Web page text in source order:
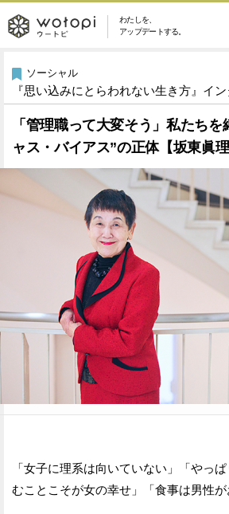
わたしを、
アップデートする。
wotopi
-
ウ
ー
メ
恋愛・結婚
美容・コスメ
健康
ライフスタイル
ソーシャル
アイテム
ウートピとは？
Facebook
ェ
ソーシャル
『思い込みにとらわれない生き方』イ
「管理職って大変そう」私たち
ャス・バイアス”の正体【坂東眞理
「女子に理系は向いていない」「やっ
むことこそが女の幸せ」「食事は男性が